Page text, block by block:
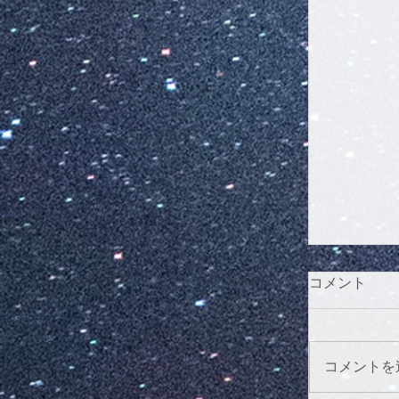
コメント
コメント